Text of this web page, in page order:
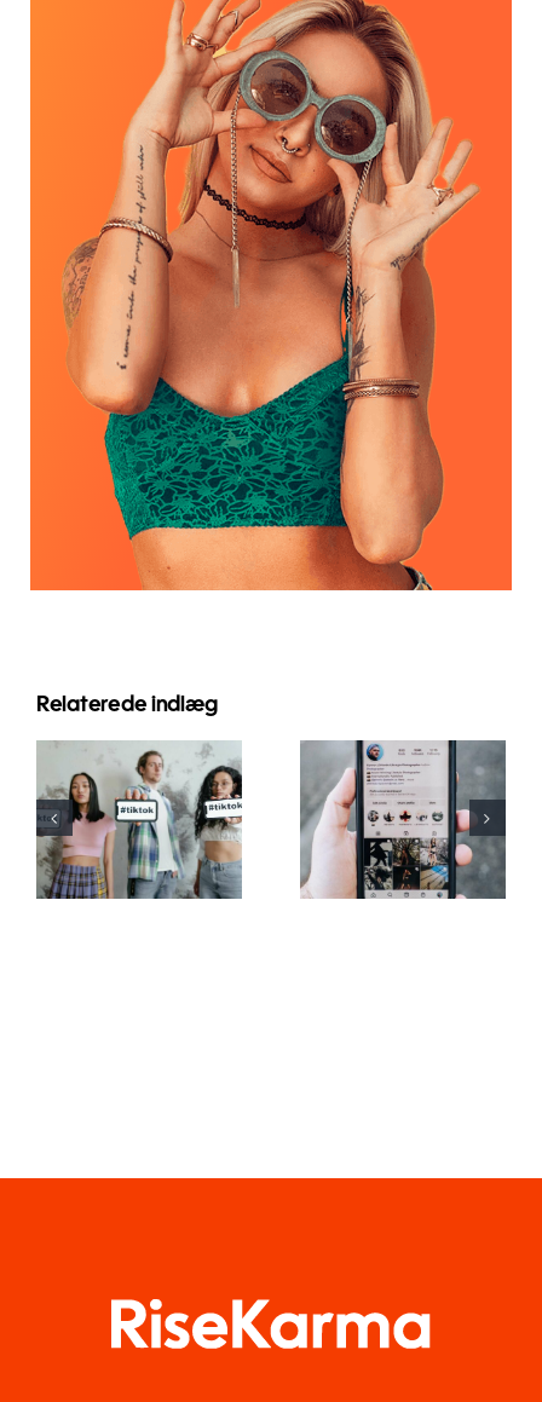
Relaterede indlæg
Top TikTok
skrifttypegeneratorer
til kreative
tekster
Top 3
platforme til
planlægning
af opslag på
flere sociale